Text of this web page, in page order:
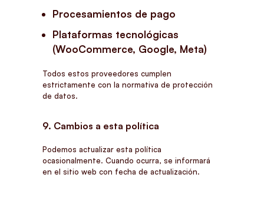
Procesamientos de pago
Plataformas tecnológicas
(WooCommerce, Google, Meta)
Todos estos proveedores cumplen
estrictamente con la normativa de protección
de datos.
9. Cambios a esta política
Podemos actualizar esta política
ocasionalmente. Cuando ocurra, se informará
en el sitio web con fecha de actualización.